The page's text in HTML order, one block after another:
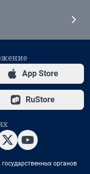
App Store
RuStore
органов